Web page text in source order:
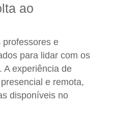
ao
professores e
para lidar com os
A experiência de
e remota,
disponíveis no